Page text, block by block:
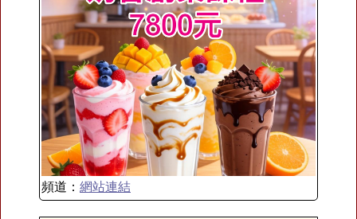
頻道： 網站連結